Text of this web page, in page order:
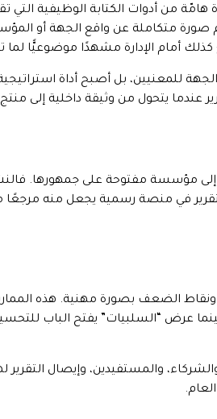
وثيقة أرشيفية فحسب، بل أداة هامّة من أدوات الكتابة
صورة متكاملة عن واقع الجهة أو
أمام الإدارة مشهدًا موضوعيًّا لما
الجهة للمعنيين، بل أصبح أداة
عندما يتحول من وثيقة داخلية إلى
مؤسسة مفتوحة على جمهورها.
في منصة رسمية يجعل منه مرجعًا
الضعف بصورة مهنية. هذه
عرض “السلبيات” يفتح الباب
والمستفيدين، وإيصال